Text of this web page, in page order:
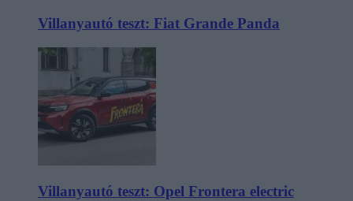
Villanyautó teszt: Fiat Grande Panda
Villanyautó teszt: Opel Frontera electric